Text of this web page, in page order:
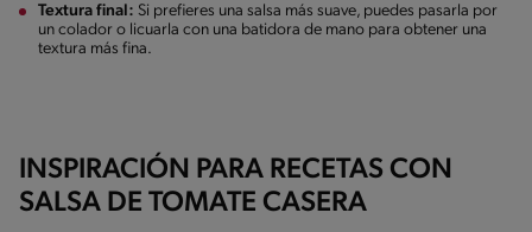
Textura final: Si prefieres una salsa más suave, puedes pasarla por
un colador o licuarla con una batidora de mano para obtener una
textura más fina.
INSPIRACIÓN PARA RECETAS CON
SALSA DE TOMATE CASERA